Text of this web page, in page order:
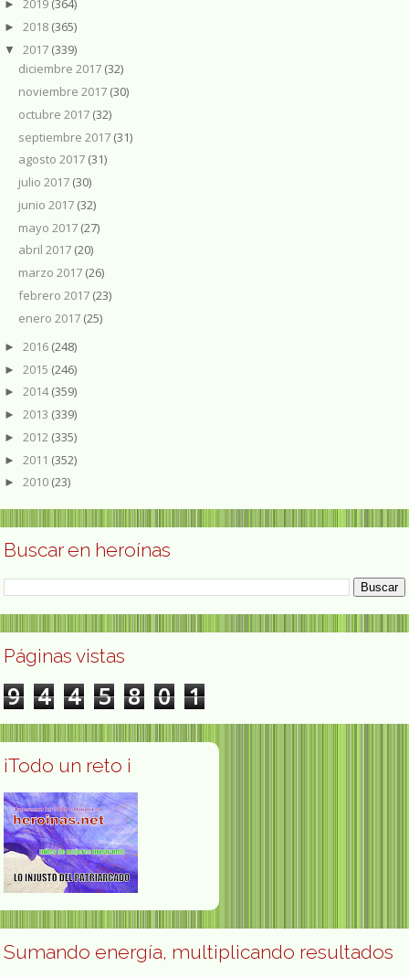
► 2019 (364)
► 2018 (365)
▼ 2017 (339)
diciembre 2017 (32)
noviembre 2017 (30)
octubre 2017 (32)
septiembre 2017 (31)
agosto 2017 (31)
julio 2017 (30)
junio 2017 (32)
mayo 2017 (27)
abril 2017 (20)
marzo 2017 (26)
febrero 2017 (23)
enero 2017 (25)
► 2016 (248)
► 2015 (246)
► 2014(359)
► 2013 (339)
► 2012 (335)
► 2011 (352)
► 2010 (23)
Buscar en heroínas
Páginas vistas
9 4 4 5 8 0 1
¡Todo un reto ¡
Sumando energía, multiplicando resultados